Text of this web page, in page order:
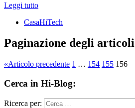
Leggi tutto
CasaHiTech
Paginazione degli articoli
«Articolo precedente 1 … 154 155 156
Cerca in Hi-Blog:
Ricerca per: